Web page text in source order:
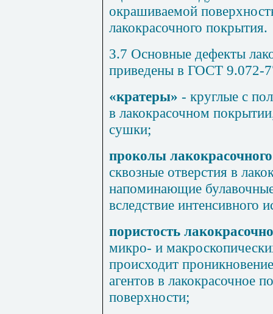
окрашиваемой
лакокрасочного покрытия.
3.7 Основные дефекты
приведены в ГОСТ 9.072-
«кратеры» - круглые с
в лакокрасочном
сушки;
проколы
сквозные отверстия в
напоминающие
вследствие интенсивного
пористость
микро- и
происходит
агентов в лакокрасочное
поверхности;